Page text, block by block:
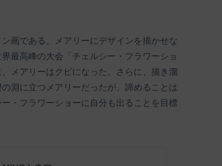
画である。メアリーにデザインを描かせな
最高峰の大会「チェルシー・フラワーショ
メアリーはクビになった。さらに、描き溜
淵に立つメアリーだったが、諦めることは
・フラワーショーに自分も出ることを目標